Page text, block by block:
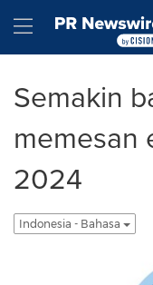
Hamburger
Semakin
memesan
2024
Indonesia - Bahasa